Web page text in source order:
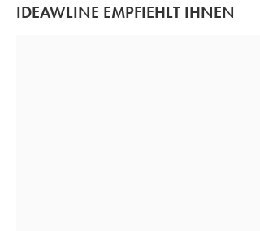
IDEAWLINE EMPFIEHLT IHNEN